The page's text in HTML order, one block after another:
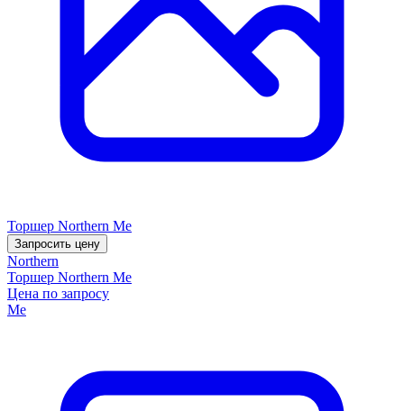
Торшер Northern Me
Запросить цену
Northern
Торшер Northern Me
Цена по запросу
Me